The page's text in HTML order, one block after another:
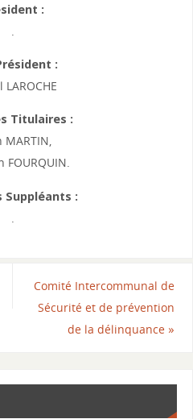
:
:
LAROCHE
Titulaires :
MARTIN,
FOURQUIN.
Suppléants :
Comité Intercommunal de
Sécurité et de prévention
de la délinquance »